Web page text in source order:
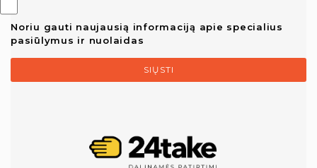
Noriu gauti naujausią informaciją apie specialius
pasiūlymus ir nuolaidas
SIŲSTI